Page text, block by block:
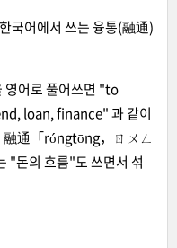
국어에서 쓰는 융통(融通)
영어로 풀어쓰면 "to
loan, finance" 과 같이
融通「róngtōng，ㄖㄨㄥ
"돈의 흐름"도 쓰면서 섞